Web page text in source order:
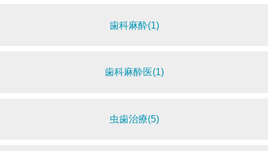
歯科麻酔(1)
歯科麻酔医(1)
虫歯治療(5)